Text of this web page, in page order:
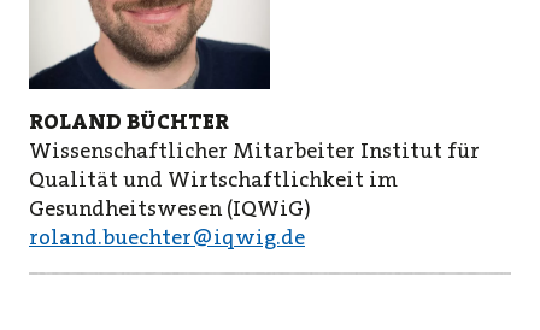
ROLAND BÜCHTER
Wissenschaftlicher Mitarbeiter Institut für
Qualität und Wirtschaftlich­keit im
Gesundheitswesen (IQWiG)
roland.buechter@iqwig.de